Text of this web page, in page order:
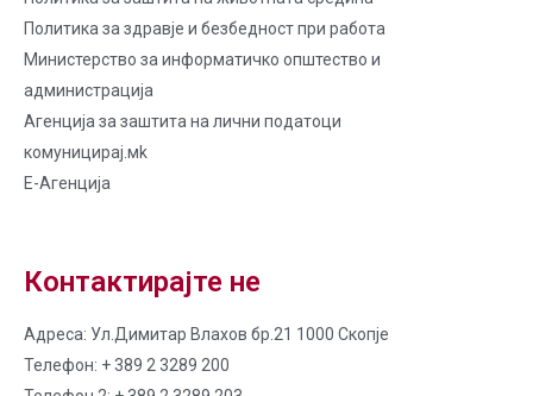
Политика за здравје и безбедност при работа
Министерство за информатичко општество и
администрација
Агенција за заштита на лични податоци
комуницирај.мk
Е-Агенција
Контактирајте не
Адреса: Ул.Димитар Влахов бр.21 1000 Скопје
Телефон: + 389 2 3289 200